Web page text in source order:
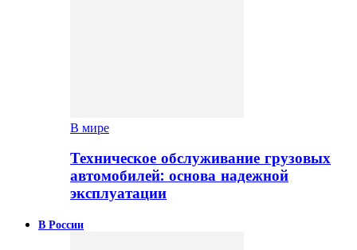
В мире
Техническое обслуживание грузовых
автомобилей: основа надежной
эксплуатации
В России